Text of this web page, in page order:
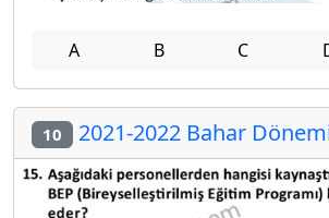
A B C
10 2021-2022 Bahar Dönemi